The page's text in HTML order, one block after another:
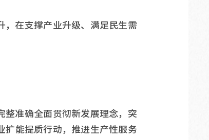
，在支撑产业升级、满足民生需
整准确全面贯彻新发展理念，突
扩能提质行动，推进生产性服务